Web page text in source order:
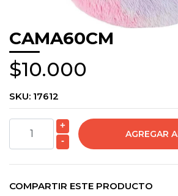
CAMA60CM
$10.000
SKU: 17612
+
-
COMPARTIR ESTE PRODUCTO